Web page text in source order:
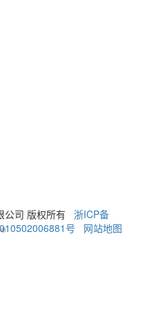
公司 版权所有 浙ICP备
号 网站地图